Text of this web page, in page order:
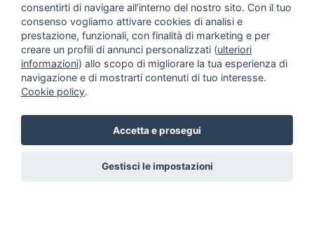
consentirti di navigare all’interno del nostro sito. Con il tuo
consenso vogliamo attivare cookies di analisi e
prestazione, funzionali, con finalità di marketing e per
creare un profili di annunci personalizzati (ulteriori
informazioni) allo scopo di migliorare la tua esperienza di
navigazione e di mostrarti contenuti di tuo interesse.
Cookie policy.
Accetta e prosegui
Gestisci le impostazioni